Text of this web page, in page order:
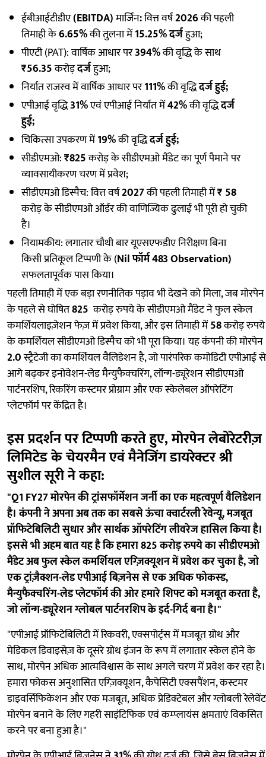
ईबीआईटीडीए(EBITDA)मार्जिन:वित्त वर्ष2026की पहली
तिमाही के6.65%की तुलना में15.25% दर्जहुआ;
पीएटी (PAT): वार्षिक आधार पर394%की वृद्धि के साथ
₹56.35करोड़दर्जहुआ;
निर्यात राजस्व में वार्षिक आधार पर111%की वृद्धिदर्ज हुई;
एपीआई वृद्धि31%एवं एपीआई निर्यात में42%की वृद्धिदर्ज
हुई;
चिकित्सा उपकरण में19%की वृद्धिदर्ज हुई;
सीडीएमओ:₹825करोड़ के सीडीएमओ मैंडेट का पूर्ण पैमाने पर
व्यावसायीकरण चरण में प्रवेश;
सीडीएमओ डिस्पैच: वित्त वर्ष2027की पहली तिमाही में₹ 58
करोड़ के सीडीएमओ ऑर्डर की वाणिज्यिक ढुलाई भी पूरी हो चुकी
है।
नियामकीय: लगातार चौथी बार यूएसएफडीए निरीक्षण बिना
किसी प्रतिकूल टिप्पणी के (Nil फॉर्म 483 Observation)
सफलतापूर्वक पास किया।
पहली तिमाही में एक बड़ा रणनीतिक पड़ाव भी देखने को मिला, जब मोरपेन
के पहले से घोषित825 करोड़ रुपये के सीडीएमओ मैंडेट ने फुल स्केल
कमर्शियलाइज़ेशन फेज़ में प्रवेश किया, और इस तिमाही में58करोड़ रुपये
के कमर्शियल सीडीएमओ डिस्पैच को भी पूरा किया। यह कंपनी की मोरपेन
2.0स्ट्रैटेजी का कमर्शियल वैलिडेशन है, जो पारंपरिक कमोडिटी एपीआई से
आगे बढ़कर इनोवेशन-लेड मैन्युफैक्चरिंग, लॉन्ग-ड्यूरेशन सीडीएमओ
पार्टनरशिप, रिकरिंग कस्टमर प्रोग्राम और एक स्केलेबल ऑपरेटिंग
प्लेटफॉर्म पर केंद्रित है।
इस प्रदर्शन पर टिप्पणी करते हुए, मोरपेन लेबोरेटरीज़
लिमिटेड के चेयरमैन एवं मैनेजिंग डायरेक्टर श्री
सुशील सूरी ने कहा:
"Q1 FY27 मोरपेन की ट्रांसफॉर्मेशन जर्नी का एक महत्वपूर्ण वैलिडेशन
है। कंपनी ने अपना अब तक का सबसे ऊंचा क्वार्टरली रेवेन्यू, मजबूत
प्रॉफिटेबिलिटी सुधार और सार्थक ऑपरेटिंग लीवरेज हासिल किया है।
इससे भी अहम बात यह है कि हमारा 825 करोड़ रुपये का सीडीएमओ
मैंडेट अब फुल स्केल कमर्शियल एग्ज़िक्यूशन में प्रवेश कर चुका है, जो
एक ट्रांज़ैक्शन-लेड एपीआई बिज़नेस से एक अधिक फोकस्ड,
मैन्युफैक्चरिंग-लेड प्लेटफॉर्म की ओर हमारे शिफ्ट को मजबूत करता है,
जो लॉन्ग-ड्यूरेशन ग्लोबल पार्टनरशिप के इर्द-गिर्द बना है।"
"एपीआई प्रॉफिटेबिलिटी में रिकवरी, एक्सपोर्ट्स में मजबूत ग्रोथ और
मेडिकल डिवाइसेज़ के दूसरे ग्रोथ इंजन के रूप में लगातार स्केल होने के
साथ, मोरपेन अधिक आत्मविश्वास के साथ अगले चरण में प्रवेश कर रहा है।
हमारा फोकस अनुशासित एग्ज़िक्यूशन, कैपेसिटी एक्सपैंशन, कस्टमर
डाइवर्सिफिकेशन और एक मजबूत, अधिक प्रेडिक्टेबल और ग्लोबली रेलेवेंट
मोरपेन बनाने के लिए गहरी साइंटिफिक एवं कम्प्लायंस क्षमताएं विकसित
करने पर बना हुआ है।"